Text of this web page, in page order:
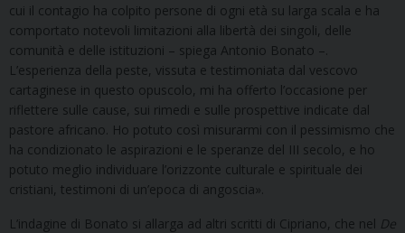
cui il contagio ha colpito persone di ogni età su larga scala e ha
comportato notevoli limitazioni alla libertà dei singoli, delle
comunità e delle istituzioni – spiega Antonio Bonato –.
L’esperienza della peste, vissuta e testimoniata dal vescovo
cartaginese in questo opuscolo, mi ha offerto l’occasione per
riflettere sulle cause, sui rimedi e sulle prospettive indicate dal
pastore africano. Ho potuto così misurarmi con il pessimismo che
ha condizionato le aspirazioni e le speranze del III secolo, e ho
potuto meglio individuare l’orizzonte culturale e spirituale dei
cristiani, testimoni di un’epoca di angoscia».
L’indagine di Bonato si allarga ad altri scritti di Cipriano, che nel De